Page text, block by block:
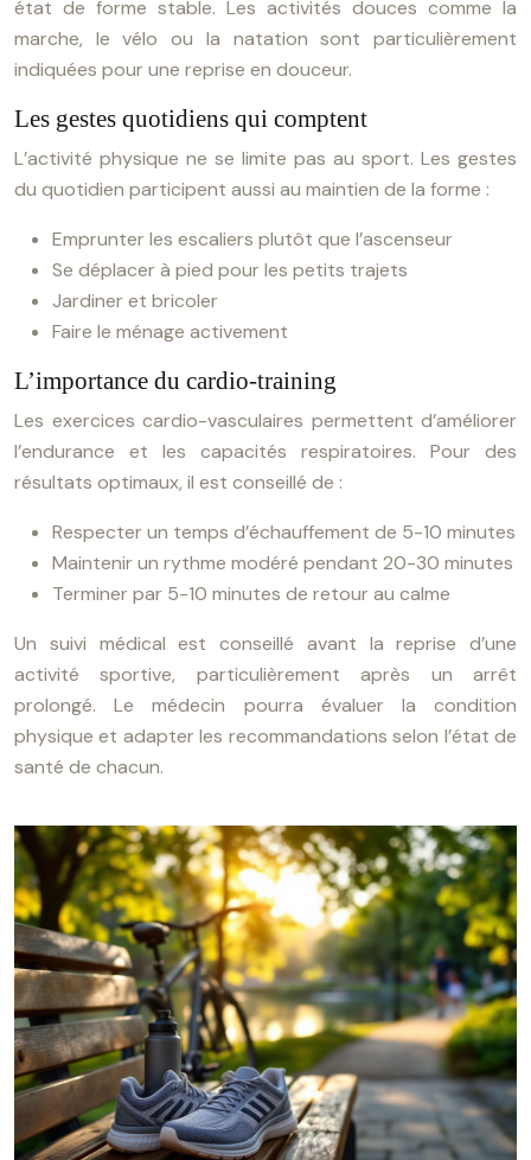
état de forme stable. Les activités douces comme la
marche, le vélo ou la natation sont particulièrement
indiquées pour une reprise en douceur.
Les gestes quotidiens qui comptent
L’activité physique ne se limite pas au sport. Les gestes
du quotidien participent aussi au maintien de la forme :
Emprunter les escaliers plutôt que l’ascenseur
Se déplacer à pied pour les petits trajets
Jardiner et bricoler
Faire le ménage activement
L’importance du cardio-training
Les exercices cardio-vasculaires permettent d’améliorer
l’endurance et les capacités respiratoires. Pour des
résultats optimaux, il est conseillé de :
Respecter un temps d’échauffement de 5-10 minutes
Maintenir un rythme modéré pendant 20-30 minutes
Terminer par 5-10 minutes de retour au calme
Un suivi médical est conseillé avant la reprise d’une
activité sportive, particulièrement après un arrêt
prolongé. Le médecin pourra évaluer la condition
physique et adapter les recommandations selon l’état de
santé de chacun.